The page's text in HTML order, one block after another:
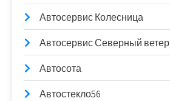
Автосервис Колесница
Автосервис Северный ветер
Автосота
Автостекло56